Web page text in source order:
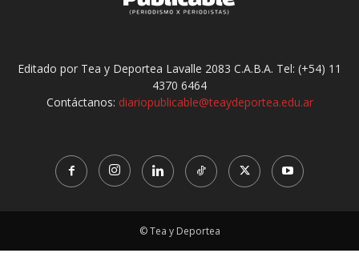
Editado por Tea y Deportea Lavalle 2083 C.A.B.A. Tel: (+54) 11
4370 6464
Contáctanos: diariopublicable@teaydeportea.edu.ar
© Tea y Deportea